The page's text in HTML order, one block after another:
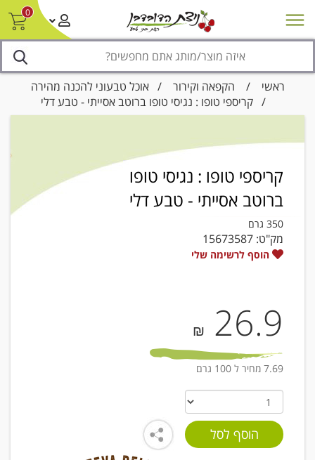
0
מבצעים סניפים צור קשר/ביטול הזמנה
ראשי / הקפאה וקירור /אוכל טבעוני להכנה מהירה
/ קריספי טופו : נגיסי טופו ברוטב אסייתי - טבע דלי
קריספי טופו : נגיסי טופו
ברוטב אסייתי - טבע דלי
350 גרם
מק"ט: 15673587
הוסף לרשימה שלי
26.9
₪
7.69 מחיר ל 100 גרם